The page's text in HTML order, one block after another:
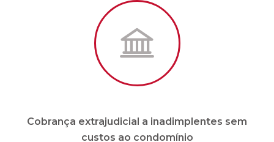
Cobrança extrajudicial a inadimplentes sem
custos ao condomínio